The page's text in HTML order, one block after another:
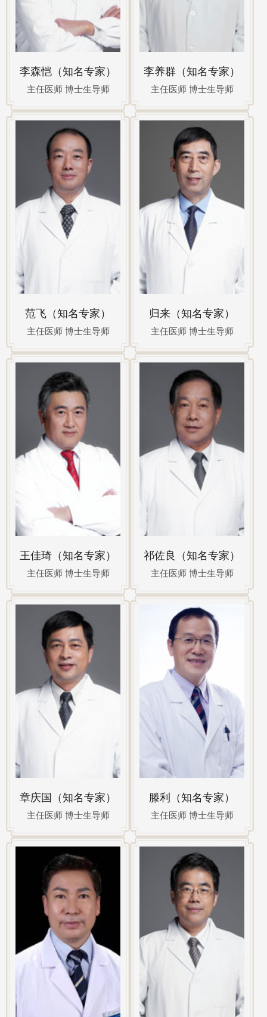
李森恺（知名专家）
主任医师 博士生导师
李养群（知名专家）
主任医师 博士生导师
范飞（知名专家）
主任医师 博士生导师
归来（知名专家）
主任医师 博士生导师
王佳琦（知名专家）
主任医师 博士生导师
祁佐良（知名专家）
主任医师 博士生导师
章庆国（知名专家）
主任医师 博士生导师
滕利（知名专家）
主任医师 博士生导师